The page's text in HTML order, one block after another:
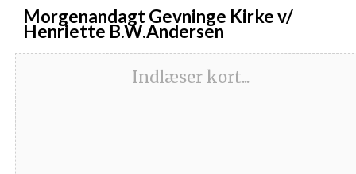
Morgenandagt Gevninge Kirke v/
Henriette B.W.Andersen
Indlæser kort...